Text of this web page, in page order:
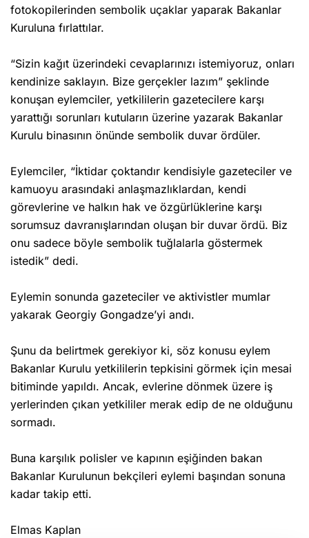
fotokopilerinden sembolik uçaklar yaparak Bakanlar
Kuruluna fırlattılar.
“Sizin kağıt üzerindeki cevaplarınızı istemiyoruz, onları
kendinize saklayın. Bize gerçekler lazım” şeklinde
konuşan eylemciler, yetkililerin gazetecilere karşı
yarattığı sorunları kutuların üzerine yazarak Bakanlar
Kurulu binasının önünde sembolik duvar ördüler.
Eylemciler, “İktidar çoktandır kendisiyle gazeteciler ve
kamuoyu arasındaki anlaşmazlıklardan, kendi
görevlerine ve halkın hak ve özgürlüklerine karşı
sorumsuz davranışlarından oluşan bir duvar ördü. Biz
onu sadece böyle sembolik tuğlalarla göstermek
istedik” dedi.
Eylemin sonunda gazeteciler ve aktivistler mumlar
yakarak Georgiy Gongadze’yi andı.
Şunu da belirtmek gerekiyor ki, söz konusu eylem
Bakanlar Kurulu yetkililerin tepkisini görmek için mesai
bitiminde yapıldı. Ancak, evlerine dönmek üzere iş
yerlerinden çıkan yetkililer merak edip de ne olduğunu
sormadı.
Buna karşılık polisler ve kapının eşiğinden bakan
Bakanlar Kurulunun bekçileri eylemi başından sonuna
kadar takip etti.
Elmas Kaplan